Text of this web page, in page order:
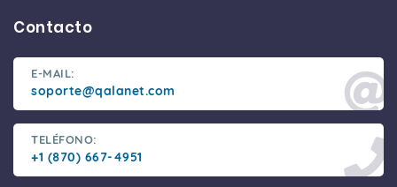
Contacto
E-MAIL:
soporte@qalanet.com
TELÉFONO:
+1 (870) 667-4951